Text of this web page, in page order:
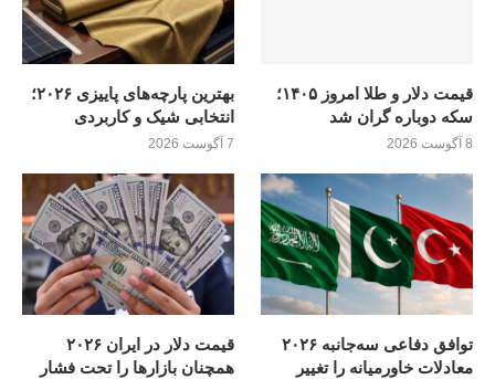
قیمت دلار و طلا امروز ۱۴۰۵؛
سکه دوباره گران شد
8 آگوست 2026
بهترین پارچه‌های پاییزی ۲۰۲۶؛
انتخابی شیک و کاربردی
7 آگوست 2026
توافق دفاعی سه‌جانبه ۲۰۲۶
معادلات خاورمیانه را تغییر
قیمت دلار در ایران ۲۰۲۶
همچنان بازارها را تحت فشار